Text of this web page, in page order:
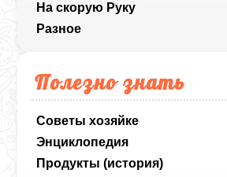
На скорую Руку
Разное
Полезно знать
Советы хозяйке
Энциклопедия
Продукты (история)